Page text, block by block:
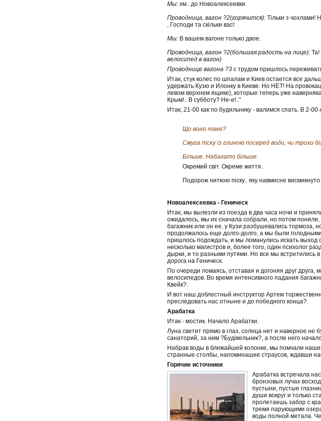
Мы: хм.. до Новоалексеевки.
Проводница, вагон ?2(горячится): Тільки з чохлами!
, Господи та скільки вас!
Мы: В вашем вагоне только двое.
Проводница, вагон ?2(большая радость на лице): Та!
велосипед в вагон)
Проводнице вагона ?3 с трудом пришлось
Итак, стук колес по шпалам и Киев остается все
удержать Кузю и Илонку в Киеве. Но НЕТ! На
левом верхнем ящике), которые теперь уже
Крым!.. В субботу? Не-е!.."
Итак, 21-00 как по будильнику - валимся спать. В 2-
Що воно таке?
Смуга піску із глиною посеред води, чи трохи
Більше. Набагато більше.
Окремий світ. Окреме життя.
Подорож ниткою піску.. яку навмисне висмикнуто
Новоалексеевка - Геническ
Итак, мы вылезли из поезда в два часа ночи и
ожидалось, мы их сначала собрали, но потом
багажник или он ее, у Кузи разбушевались тормоза,
продолжалось еще долго-долго, а мы были
пришлось подождать, и мы ломанулись искать выход
несколько магистров и, более того, один психолог
дырки, и то разными путями. Но все мы встретились
дорога на Геническ.
По очереди ломаясь, отставая и догоняя друг
велосипедов. Во время интенсивного падания
Квейк?.
И вот наш доблестный инструктор Артем
преследовать нас отныне и до победного конца?.
Арабатка
Итак - мостик. Начало Арабатки.
Луна светит прямо в глаз, солнца нет и наверное не
санаторий, за ним ?Будівельник?, а после него
Набрав воды в ближайшей колонке, мы помчали наши
странные столбы, напоминашие страусов, ждавши
Горячие источники
Арабатка встречала
бронзовых лучах
пустыни, пустые
души вокруг и только
пролетаешь забор с
тремя парующими
воды полной метала.